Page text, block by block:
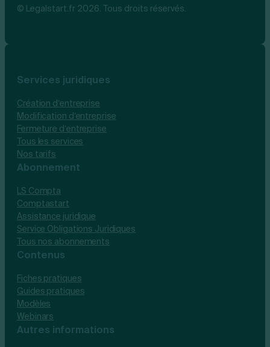
© Legalstart.fr 2026. Tous droits réservés.
Services juridiques
Création d’entreprise
Modification d’entreprise
Fermeture d’entreprise
Tous les services
Nos tarifs
Abonnement
LS Compta
Comptastart
Assistance juridique
Service Obligations Juridiques
Tous nos abonnements
Contenus
Fiches pratiques
Guides pratiques
Modèles
Webinars
Autres informations